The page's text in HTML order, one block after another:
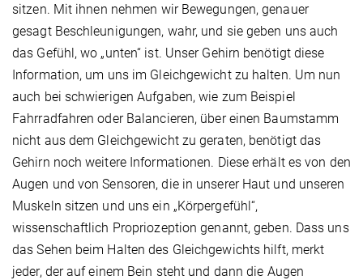
sitzen. Mit ihnen nehmen wir Bewegungen, genauer
gesagt Beschleunigungen, wahr, und sie geben uns auch
das Gefühl, wo „unten“ ist. Unser Gehirn benötigt diese
Information, um uns im Gleichgewicht zu halten. Um nun
auch bei schwierigen Aufgaben, wie zum Beispiel
Fahrradfahren oder Balancieren, über einen Baumstamm
nicht aus dem Gleichgewicht zu geraten, benötigt das
Gehirn noch weitere Informationen. Diese erhält es von den
Augen und von Sensoren, die in unserer Haut und unseren
Muskeln sitzen und uns ein „Körpergefühl“,
wissenschaftlich Propriozeption genannt, geben. Dass uns
das Sehen beim Halten des Gleichgewichts hilft, merkt
jeder, der auf einem Bein steht und dann die Augen